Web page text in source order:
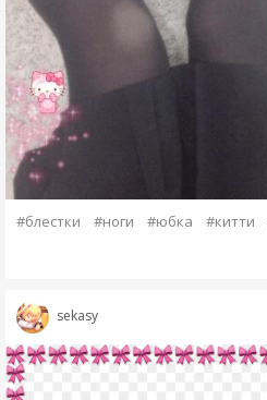
#блестки #ноги #юбка #китти
sekasy